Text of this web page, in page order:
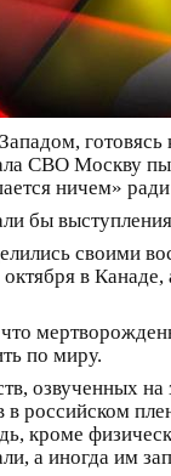
Западом,
СВО Москву
ничем»
бы
своими
в Канаде,
по миру.
озвученных
российском
кроме
а иногда им